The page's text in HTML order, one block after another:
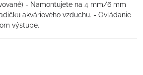
- Namontujete na 4 mm/6 mm
akváriového vzduchu. - Ovládanie
výstupe.